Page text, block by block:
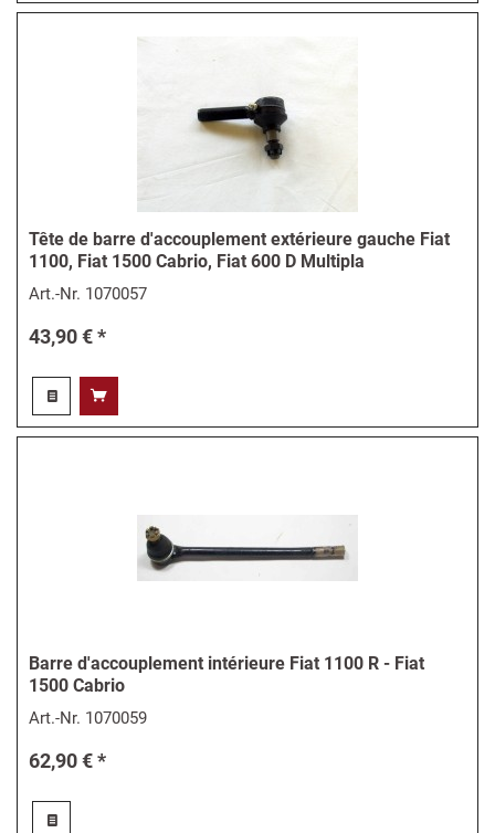
Tête de barre d'accouplement extérieure gauche Fiat
1100, Fiat 1500 Cabrio, Fiat 600 D Multipla
Art.-Nr. 1070057
43,90 € *
Barre d'accouplement intérieure Fiat 1100 R - Fiat
1500 Cabrio
Art.-Nr. 1070059
62,90 € *